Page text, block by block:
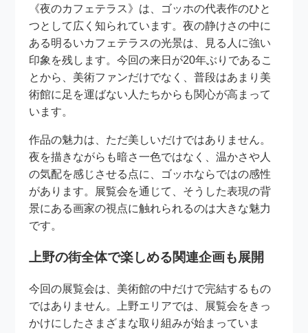
《夜のカフェテラス》は、ゴッホの代表作のひと
つとして広く知られています。夜の静けさの中に
ある明るいカフェテラスの光景は、見る人に強い
印象を残します。今回の来日が20年ぶりであるこ
とから、美術ファンだけでなく、普段はあまり美
術館に足を運ばない人たちからも関心が高まって
います。
作品の魅力は、ただ美しいだけではありません。
夜を描きながらも暗さ一色ではなく、温かさや人
の気配を感じさせる点に、ゴッホならではの感性
があります。展覧会を通じて、そうした表現の背
景にある画家の視点に触れられるのは大きな魅力
です。
上野の街全体で楽しめる関連企画も展開
今回の展覧会は、美術館の中だけで完結するもの
ではありません。上野エリアでは、展覧会をきっ
かけにしたさまざまな取り組みが始まっていま